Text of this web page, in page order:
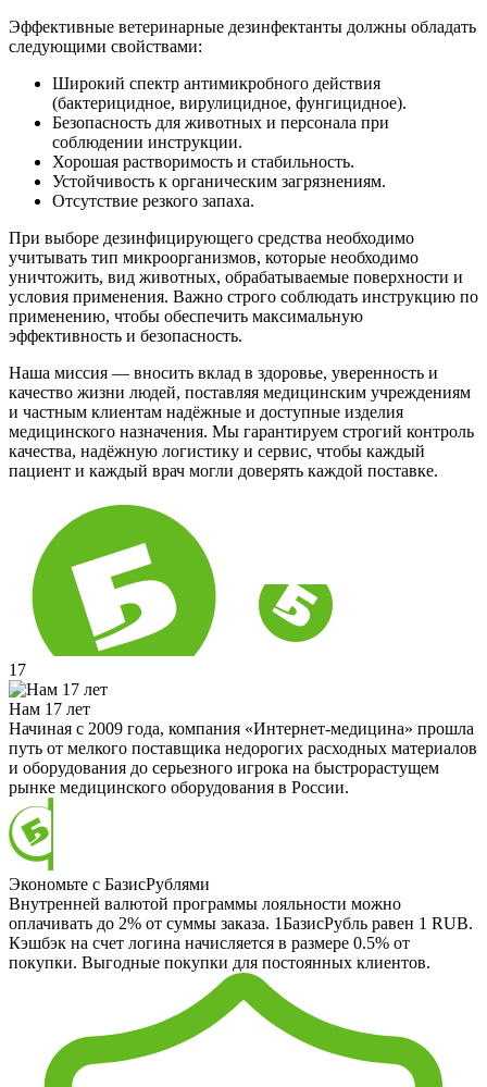
Эффективные ветеринарные дезинфектанты должны обладать
следующими свойствами:
Широкий спектр антимикробного действия
(бактерицидное, вирулицидное, фунгицидное).
Безопасность для животных и персонала при
соблюдении инструкции.
Хорошая растворимость и стабильность.
Устойчивость к органическим загрязнениям.
Отсутствие резкого запаха.
При выборе дезинфицирующего средства необходимо
учитывать тип микроорганизмов, которые необходимо
уничтожить, вид животных, обрабатываемые поверхности и
условия применения. Важно строго соблюдать инструкцию по
применению, чтобы обеспечить максимальную
эффективность и безопасность.
Наша миссия — вносить вклад в здоровье, уверенность и
качество жизни людей, поставляя медицинским учреждениям
и частным клиентам надёжные и доступные изделия
медицинского назначения. Мы гарантируем строгий контроль
качества, надёжную логистику и сервис, чтобы каждый
пациент и каждый врач могли доверять каждой поставке.
17
Нам 17 лет
Начиная с 2009 года, компания «Интернет-медицина» прошла
путь от мелкого поставщика недорогих расходных материалов
и оборудования до серьезного игрока на быстрорастущем
рынке медицинского оборудования в России.
Экономьте с БазисРублями
Внутренней валютой программы лояльности можно
оплачивать до 2% от суммы заказа. 1БазисРубль равен 1 RUB.
Кэшбэк на счет логина начисляется в размере 0.5% от
покупки. Выгодные покупки для постоянных клиентов.